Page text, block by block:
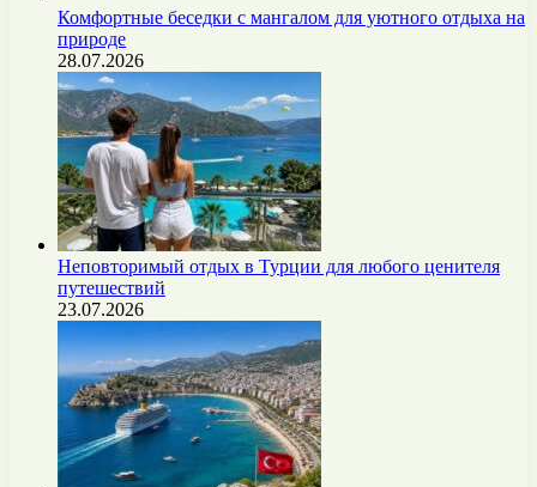
Комфортные беседки с мангалом для уютного отдыха на
природе
28.07.2026
Неповторимый отдых в Турции для любого ценителя
путешествий
23.07.2026